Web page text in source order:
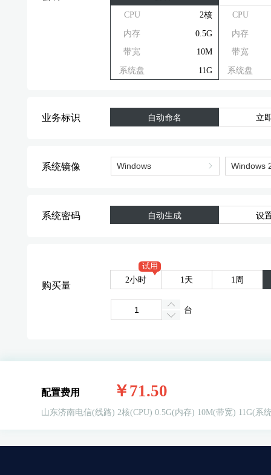
CPU
2核
内存
0.5G
带宽
10M
系统盘
11G
CPU
内存
带宽
系统盘
业务标识 自动命名 立
系统镜像
系统密码 自动生成 设
购买量
2小时
试用
1天 1周
台
配置费用 ￥71.50
山东济南电信(线路) 2核(CPU) 0.5G(内存) 10M(带宽) 11G(系